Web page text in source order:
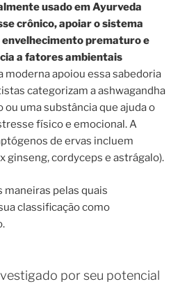
usado em Ayurveda
crônico, apoiar o sistema
prematuro e
a fatores ambientais
moderna apoiou essa sabedoria
categorizam a ashwagandha
uma substância que ajuda o
físico e emocional. A
de ervas incluem
ginseng, cordyceps e astrágalo).
maneiras pelas quais
classificação como
por seu potencial